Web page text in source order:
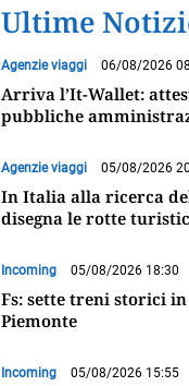
Ultime
Agenzie viaggi 06/08/2026
Arriva l’It-Wallet:
pubbliche
Agenzie viaggi 05/08/2026
In Italia alla ricerca
disegna le rotte
Incoming 05/08/2026 18:30
Fs: sette treni storici
Piemonte
Incoming 05/08/2026 15:55